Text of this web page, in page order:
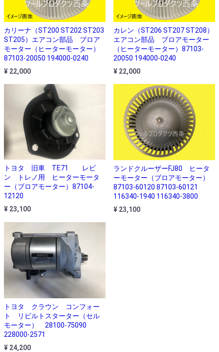
カリーナ（ST200 ST202 ST203
ST205）エアコン部品 ブロア
モーター（ヒーターモーター）
87103-20050 194000-0240
¥ 22,000
カレン（ST206 ST207 ST208）
エアコン部品 ブロアモーター
（ヒーターモーター）87103-
20050 194000-0240
¥ 22,000
トヨタ 旧車 TE71 レビ
ン トレノ用 ヒーターモータ
ー（ブロアモーター）87104-
12120
¥ 23,100
ランドクルーザーFJ80 ヒータ
ーモーター（ブロアモーター）
87103-60120 87103-60121
116340-1940 116340-3800
¥ 23,100
トヨタ クラウン コンフォー
ト リビルトスターター（セル
モーター） 28100-75090
228000-2571
¥ 24,200